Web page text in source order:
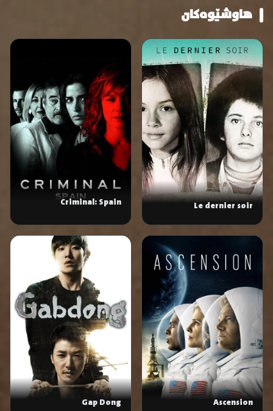
هاوشێوەکان
Le dernier soir
Criminal: Spain
Ascension
Gap Dong